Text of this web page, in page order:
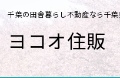
千葉の田舎暮らし不動産なら千
ヨコオ住販